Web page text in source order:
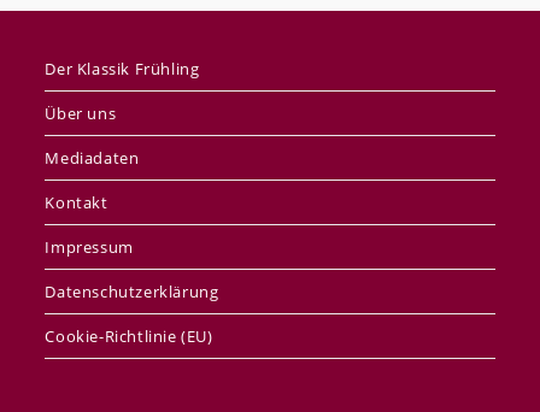
Der Klassik Frühling
Über uns
Mediadaten
Kontakt
Impressum
Datenschutzerklärung
Cookie-Richtlinie (EU)